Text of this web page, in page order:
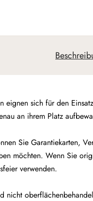
eignen sich für den
an ihrem Platz
Sie Garantiekarten,
möchten. Wenn Sie
verwenden.
nicht